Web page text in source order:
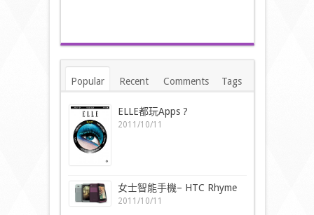
Popular Recent Comments Tags
ELLE都玩Apps ?
2011/10/11
女士智能手機– HTC Rhyme
2011/10/11